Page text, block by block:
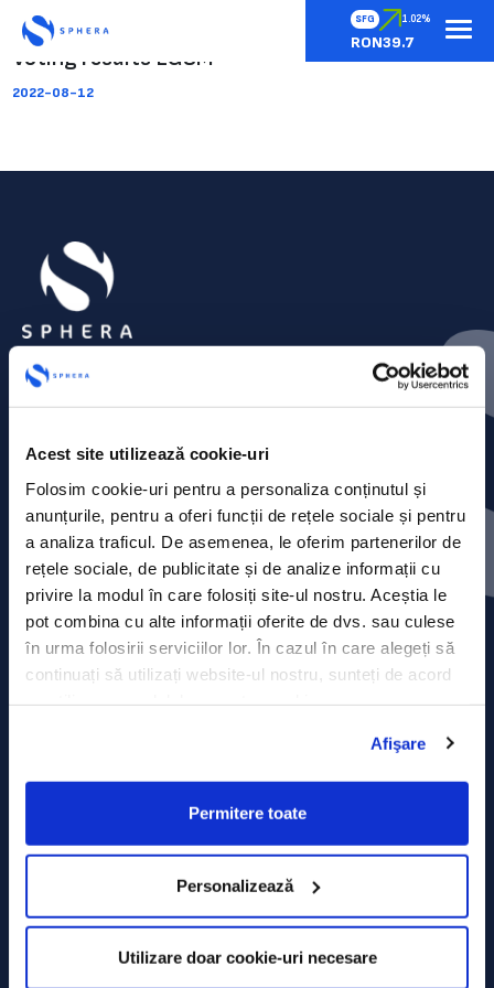
Acest site utilizează cookie-uri
Folosim cookie-uri pentru a personaliza conținutul și
anunțurile, pentru a oferi funcții de rețele sociale și pentru
a analiza traficul. De asemenea, le oferim partenerilor de
rețele sociale, de publicitate și de analize informații cu
privire la modul în care folosiți site-ul nostru. Aceștia le
pot combina cu alte informații oferite de dvs. sau culese
în urma folosirii serviciilor lor. În cazul în care alegeți să
continuați să utilizați website-ul nostru, sunteți de acord
Afişare
Permitere toate
Personalizează
Utilizare doar cookie-uri necesare
SFG 1.02%
RON39.7
Voting results EGSM
2022-08-12
Press releases
Privacy Policy
Contact
Data Processing policy
Cookie policy